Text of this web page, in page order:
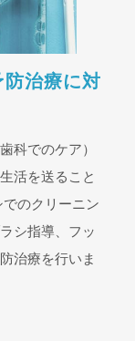
治療に対
科でのケア）
活を送ること
のクリーニン
シ指導、フッ
治療を行いま